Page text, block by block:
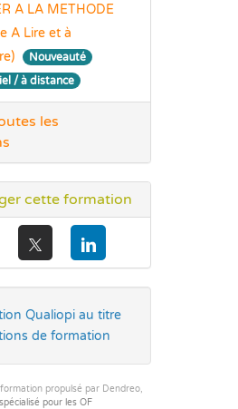
A LA METHODE
A Lire et à
Nouveauté
/ à distance
les
cette formation
Qualiopi au titre
de formation
propulsé par Dendreo,
pour les OF